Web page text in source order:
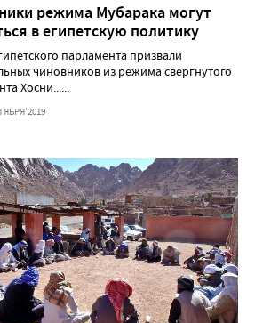
режима Мубарака могут
в египетскую политику
парламента призвали
чиновников из режима свергнутого
Хосни......